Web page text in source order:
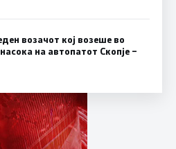
возачот кој возеше во
на автопатот Скопје –